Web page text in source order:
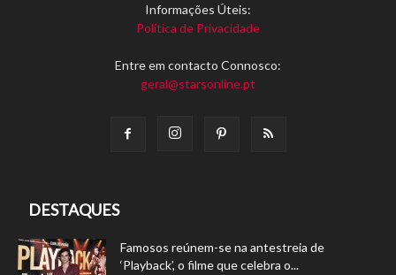
Informações Úteis:
Política de Privacidade
Entre em contacto Connosco:
geral@starsonline.pt
DESTAQUES
Famosos reúnem-se na antestreia de
‘Playback’, o filme que celebra o...